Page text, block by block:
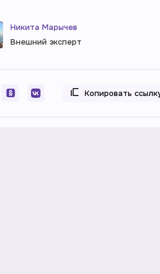
Никита Марычев
Внешний эксперт
Копировать